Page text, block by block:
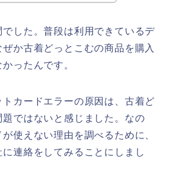
でした。普段は利用できているデ
か古着どっとこむの商品を購入
ったんです。
カードエラーの原因は、古着ど
題ではないと感じました。なの
使えない理由を調べるために、
連絡をしてみることにしまし